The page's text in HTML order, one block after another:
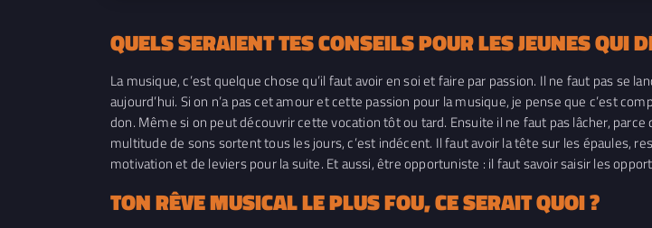
QUELS SERAIENT TES CONSEILS POUR LES JEUNES QUI
La musique, c’est quelque chose qu’il faut avoir en soi et faire par passion. Il ne faut pas se
aujourd’hui. Si on n’a pas cet amour et cette passion pour la musique, je pense que c’est
don. Même si on peut découvrir cette vocation tôt ou tard. Ensuite il ne faut pas lâcher,
multitude de sons sortent tous les jours, c’est indécent. Il faut avoir la tête sur les épaules,
motivation et de leviers pour la suite. Et aussi, être opportuniste : il faut savoir saisir les
TON RÊVE MUSICAL LE PLUS FOU, CE SERAIT QUOI ?